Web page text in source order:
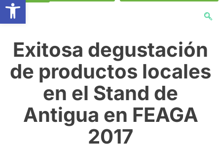
Exitosa degustación
de productos locales
en el Stand de
Antigua en FEAGA
2017